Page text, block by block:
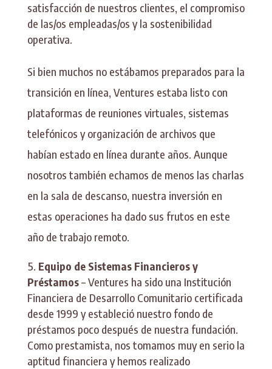
satisfacción de nuestros clientes, el compromiso
de las/os empleadas/os y la sostenibilidad
operativa.
Si bien muchos no estábamos preparados para la
transición en línea, Ventures estaba listo con
plataformas de reuniones virtuales, sistemas
telefónicos y organización de archivos que
habían estado en línea durante años. Aunque
nosotros también echamos de menos las charlas
en la sala de descanso, nuestra inversión en
estas operaciones ha dado sus frutos en este
año de trabajo remoto.
Equipo de Sistemas Financieros y
Préstamos– Ventures ha sido una Institución
Financiera de Desarrollo Comunitario certificada
desde 1999 y estableció nuestro fondo de
préstamos poco después de nuestra fundación.
Como prestamista, nos tomamos muy en serio la
aptitud financiera y hemos realizado